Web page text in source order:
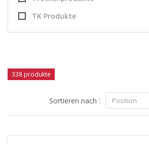
TK Produkte
338 produkte
Sortieren nach : Position